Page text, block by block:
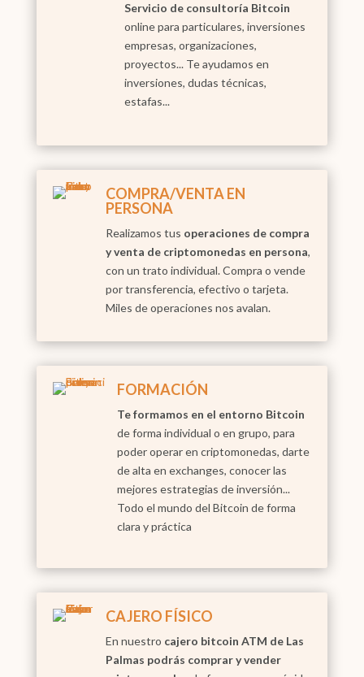
Servicio de consultoría Bitcoin
online para particulares, inversiones
empresas, organizaciones,
proyectos... Te ayudamos en
inversiones, dudas técnicas,
estafas...
COMPRA/VENTA EN
PERSONA
Realizamos tus operaciones de compra
y venta de criptomonedas en persona,
con un trato individual. Compra o vende
por transferencia, efectivo o tarjeta.
Miles de operaciones nos avalan.
FORMACIÓN
Te formamos en el entorno Bitcoin
de forma individual o en grupo, para
poder operar en criptomonedas, darte
de alta en exchanges, conocer las
mejores estrategias de inversión...
Todo el mundo del Bitcoin de forma
clara y práctica
CAJERO FÍSICO
En nuestro cajero bitcoin ATM de Las
Palmas podrás comprar y vender